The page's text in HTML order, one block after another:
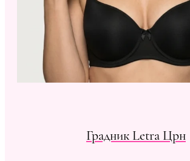
Градник Letra Црн